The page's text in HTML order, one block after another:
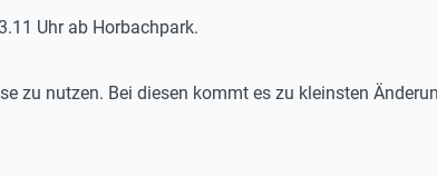
Uhr ab Horbachpark.
zu nutzen. Bei diesen kommt es zu kleinsten